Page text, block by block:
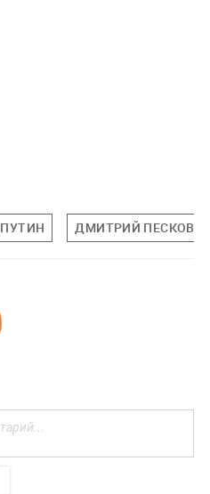
ПУТИН ДМИТРИЙ ПЕСКОВ